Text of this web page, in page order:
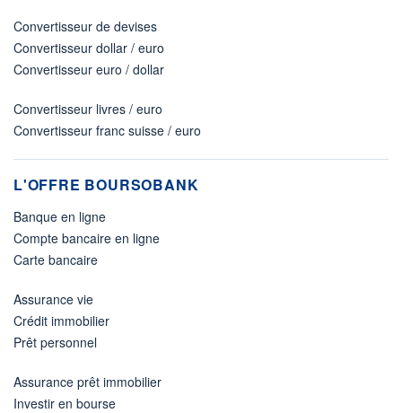
Convertisseur de devises
Convertisseur dollar / euro
Convertisseur euro / dollar
Convertisseur livres / euro
Convertisseur franc suisse / euro
L'OFFRE BOURSOBANK
Banque en ligne
Compte bancaire en ligne
Carte bancaire
Assurance vie
Crédit immobilier
Prêt personnel
Assurance prêt immobilier
Investir en bourse